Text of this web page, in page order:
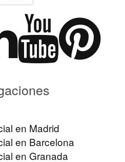
en Madrid
en Barcelona
en Granada